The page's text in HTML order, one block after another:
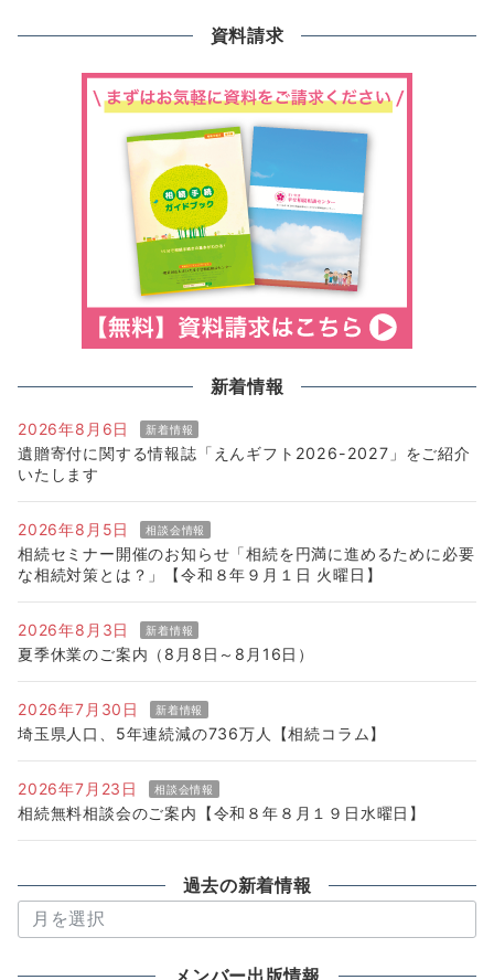
資料請求
新着情報
2026年8月6日 新着情報
遺贈寄付に関する情報誌「えんギフト2026-2027」をご紹介
いたします
2026年8月5日 相談会情報
相続セミナー開催のお知らせ「相続を円満に進めるために必要
な相続対策とは？」【令和８年９月１日 火曜日】
2026年8月3日 新着情報
夏季休業のご案内（8月8日～8月16日）
2026年7月30日 新着情報
埼玉県人口、5年連続減の736万人【相続コラム】
2026年7月23日 相談会情報
相続無料相談会のご案内【令和８年８月１９日水曜日】
過去の新着情報
去